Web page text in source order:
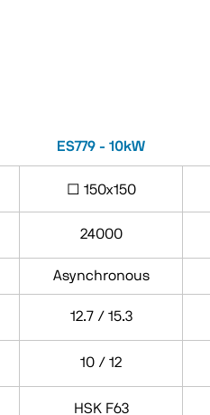
ES779 - 10kW
□ 150x150
24000
Asynchronous
12.7 / 15.3
10 / 12
HSK F63